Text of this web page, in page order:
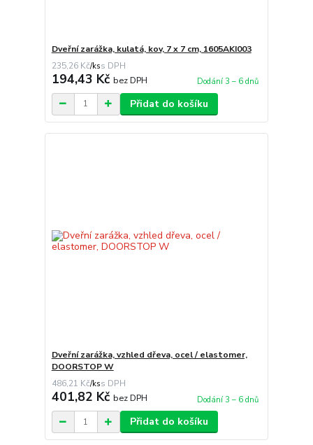
Dveřní zarážka, kulatá, kov, 7 x 7 cm, 1605AKI003
235,26 Kč/ks
194,43 Kč bez DPH Dodání 3 – 6 dnů
Přidat do košíku
Dveřní zarážka, vzhled dřeva, ocel / elastomer,
DOORSTOP W
486,21 Kč/ks
401,82 Kč bez DPH Dodání 3 – 6 dnů
Přidat do košíku